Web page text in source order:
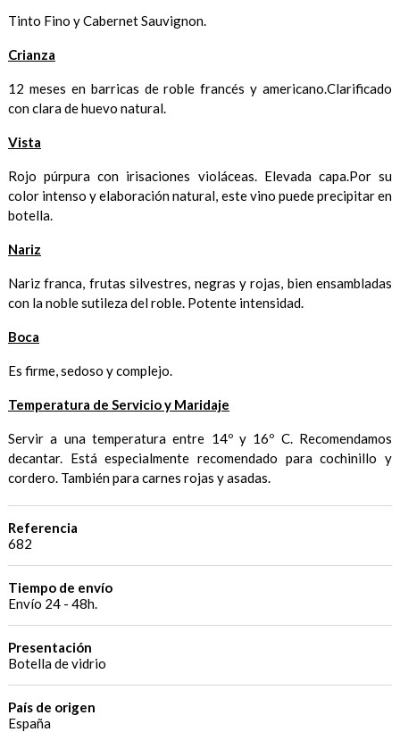
Tinto Fino y Cabernet Sauvignon.
Crianza
12 meses en barricas de roble francés y americano.Clarificado
con clara de huevo natural.
Vista
Rojo púrpura con irisaciones violáceas. Elevada capa.Por su
color intenso y elaboración natural, este vino puede precipitar en
botella.
Nariz
Nariz franca, frutas silvestres, negras y rojas, bien ensambladas
con la noble sutileza del roble. Potente intensidad.
Boca
Es firme, sedoso y complejo.
Temperatura de Servicio y Maridaje
Servir a una temperatura entre 14º y 16º C. Recomendamos
decantar. Está especialmente recomendado para cochinillo y
cordero. También para carnes rojas y asadas.
Referencia
682
Tiempo de envío
Envío 24 - 48h.
Presentación
Botella de vidrio
País de origen
España